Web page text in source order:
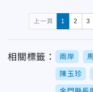
上一頁 1 2 3
相關標籤： 兩岸
陳玉珍